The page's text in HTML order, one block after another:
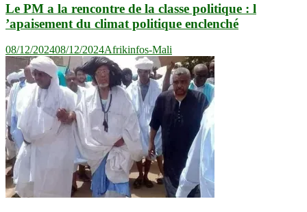
Le PM a la rencontre de la classe politique : l
’apaisement du climat politique enclenché
08/12/202408/12/2024Afrikinfos-Mali